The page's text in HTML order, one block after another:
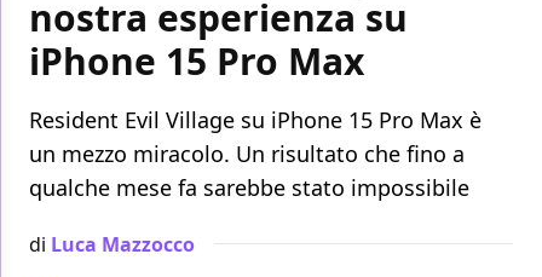
nostra esperienza su
iPhone 15 Pro Max
Resident Evil Village su iPhone 15 Pro Max è
un mezzo miracolo. Un risultato che fino a
qualche mese fa sarebbe stato impossibile
di Luca Mazzocco